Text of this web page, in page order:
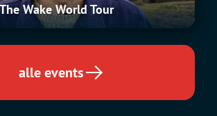
Wake World Tour
alle events